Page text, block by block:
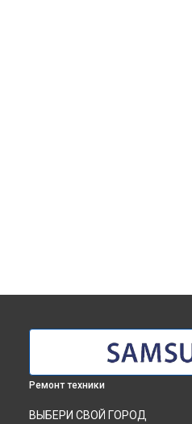
Ремонт техники
ВЫБЕРИ СВОЙ ГОРОД